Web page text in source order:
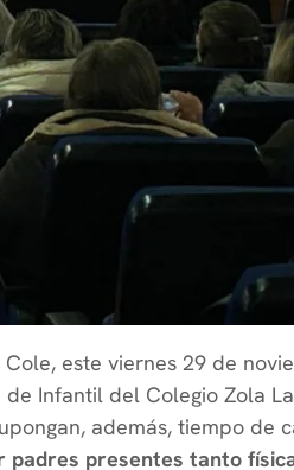
este viernes 29 de
de Infantil del Colegio Zola
además, tiempo de
padres presentes tanto